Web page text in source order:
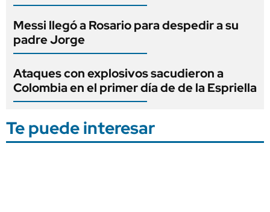
Messi llegó a Rosario para despedir a su
padre Jorge
Ataques con explosivos sacudieron a
Colombia en el primer día de de la Espriella
Te puede interesar